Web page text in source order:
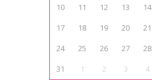
10
11 12 13 14
17
18 19 20 21
24
25 26 27 28
31
1 2 3 4